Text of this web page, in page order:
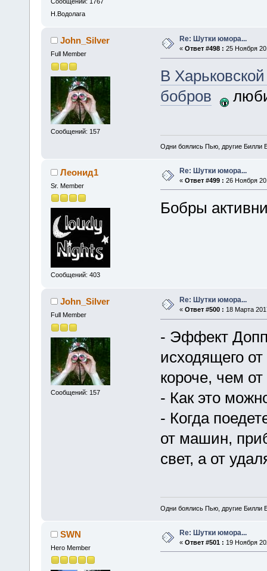
Н.Водолага
John_Silver
Full Member
Сообщений: 157
Re: Шутки юмора...
« Ответ #498 : 25 Ноября
В
бобров
Одни боялись Пью, другие Билли
Леонид1
Sr. Member
Сообщений: 403
Re: Шутки юмора...
« Ответ #499 : 26 Ноября
Бобры
John_Silver
Full Member
Сообщений: 157
Re: Шутки юмора...
« Ответ #500 : 18 Марта
- Эффект
исходящего
короче, чем
- Как это
- Когда
от машин,
свет, а от
Одни боялись Пью, другие Билли
SWN
Hero Member
Re: Шутки юмора...
« Ответ #501 : 19 Ноября